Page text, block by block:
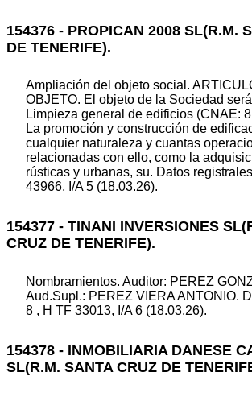
154376 - PROPICAN 2008 SL(R.M.
DE TENERIFE).
Ampliación del objeto social.
OBJETO. El objeto de la Sociedad
Limpieza general de edificios (CNAE:
La promoción y construcción de
cualquier naturaleza y cuantas
relacionadas con ello, como la
rústicas y urbanas, su. Datos
43966, I/A 5 (18.03.26).
154377 - TINANI INVERSIONES
CRUZ DE TENERIFE).
Nombramientos. Auditor: PEREZ
Aud.Supl.: PEREZ VIERA ANTONIO.
8 , H TF 33013, I/A 6 (18.03.26).
154378 - INMOBILIARIA DANESE
SL(R.M. SANTA CRUZ DE